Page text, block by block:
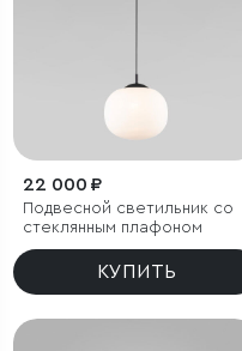
22 000 ₽
Подвесной светильник со
стеклянным плафоном
КУПИТЬ